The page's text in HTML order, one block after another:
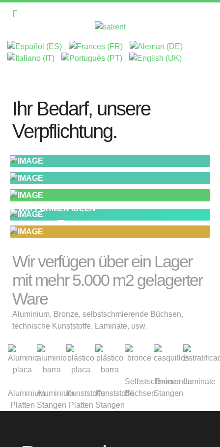
Ihr Bedarf, unsere
Verpflichtung.
ACPM
WIR FORMEN IDEEN
Wir verfügen über ein Lager
mit mehr 5.000 m2 gelagerter
Ware
Aluminium, Bronze, selbstschmierende Büchsen,
technische Kunststoffe, Laminate, usw.
Aluminium
Platten
Aluminium
Stangen
Kunststoffe
Platten
Kunststoffe
Stangen
Selbstschmierende
Büchsen
Bronze
Stangen
Laminate